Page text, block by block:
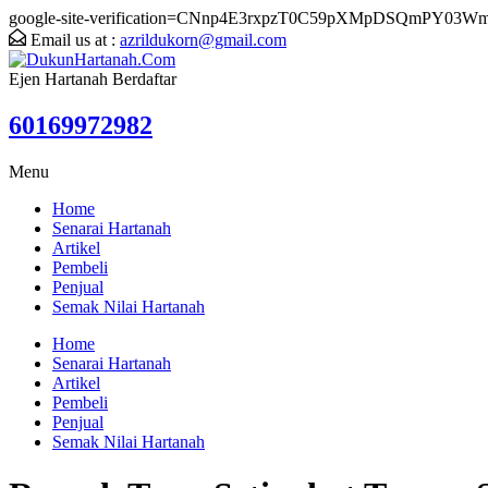
google-site-
Email us at : azrildukorn@gmail.com
Ejen Hartanah Berdaftar
60169972982
Menu
Home
Senarai Hartanah
Artikel
Pembeli
Penjual
Semak Nilai Hartanah
Home
Senarai Hartanah
Artikel
Pembeli
Penjual
Semak Nilai Hartanah